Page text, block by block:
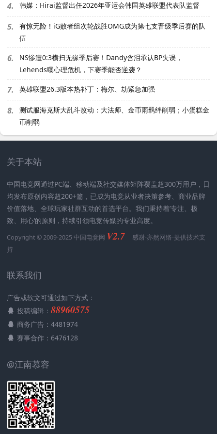
4. 韩媒：Hirai监督出任2026年亚运会韩国英雄联盟代表队监督
5.
有惊无险！iG败者组次轮战胜OMG成为第七支晋级季后赛的队
伍
6.
NS惨遭0:3横扫无缘季后赛！Dandy含泪承认BP失误，
Lehends曝心理危机，下赛季能否逆袭？
7. 英雄联盟26.3版本热补丁：梅尔、劫紧急加强
8.
测试服海克斯大乱斗改动：大法师、金币雨羁绊削弱；小蛋糕金
币削弱
关于本站
中国电竞网通过PC端、移动端及社交媒体矩阵覆盖超300万用户，日
均发布原创内容超200+篇，已成为电竞从业者决策参考、商业品牌
价值落地、全球玩家社群互动的首选平台。我们秉持着’专注、极
致、用心‘的原则，持续引领电竞传媒的专业高度。
Copyright © 2009-2025 中国电竞网 V2.7 感谢-亦然网络-提供技术支
持
联系我们
广告或软文可通过如下方式：
投稿编辑： 88960575
商务广告：4481974
赛事合作：6476128
@江南慕容